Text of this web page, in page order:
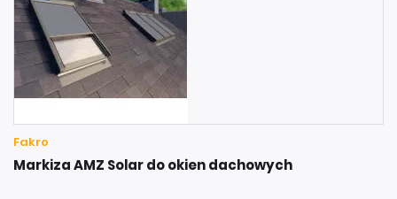
Fakro
Markiza AMZ Solar do okien dachowych